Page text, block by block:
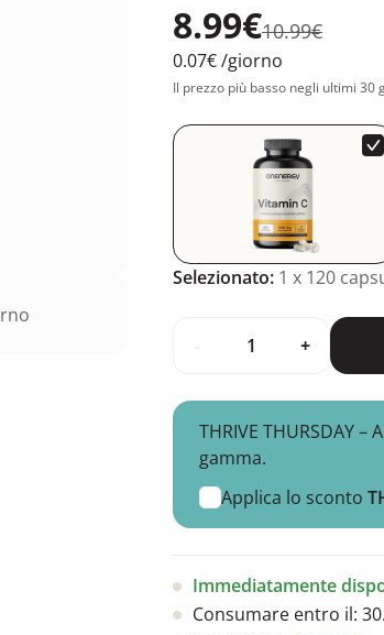
8.99€10.99€
0.07€/giorno
Il prezzo più basso negli ultimi 30
Selezionato: 1 x 120
+
THRIVE THURSDAY
gamma.
Applica lo sconto
Immediatamente
Consumare entro il: